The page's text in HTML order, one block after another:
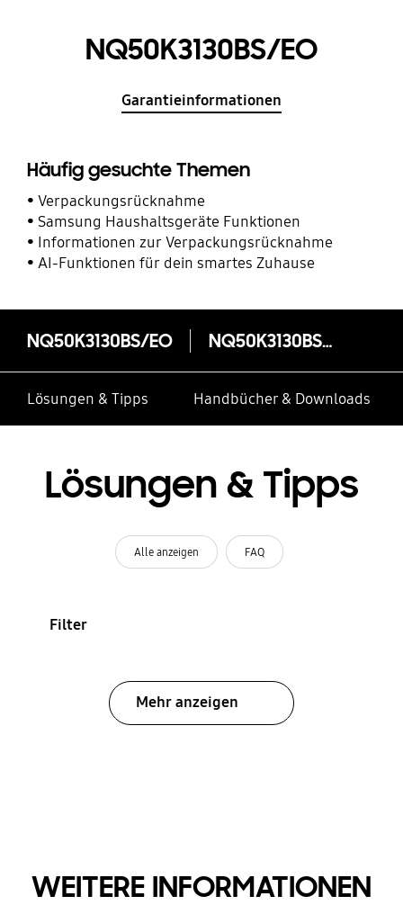
NQ50K3130BS/EO
Garantieinformationen
Häufig gesuchte Themen
Verpackungsrücknahme
Samsung Haushaltsgeräte Funktionen
Informationen zur Verpackungsrücknahme
AI-Funktionen für dein smartes Zuhause
NQ50K3130BS/EO NQ50K3130BS/EO
Lösungen & Tipps Handbücher & Downloads
Lösungen & Tipps
Alle anzeigen FAQ
Filter
Mehr anzeigen
WEITERE INFORMATIONEN